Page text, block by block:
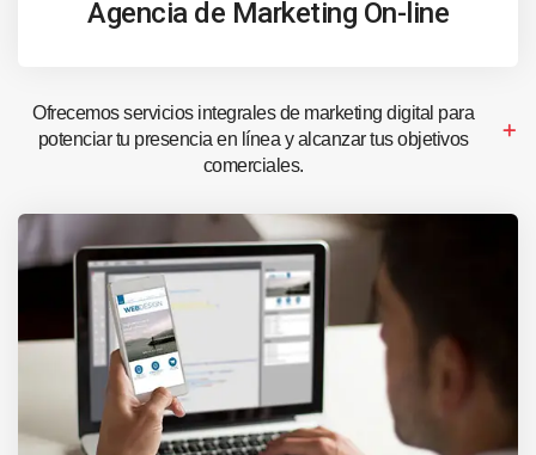
Agencia de Marketing On-line
Ofrecemos servicios integrales de marketing digital para
potenciar tu presencia en línea y alcanzar tus objetivos
comerciales.